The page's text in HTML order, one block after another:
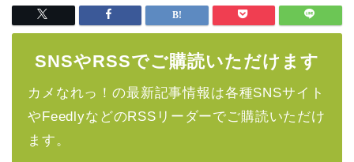
SNSやRSSでご購読いただけます
カメなれっ！の最新記事情報は各種SNSサイト
やFeedlyなどのRSSリーダーでご購読いただけ
ます。